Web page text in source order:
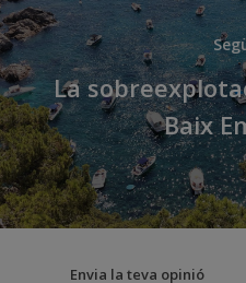
La
Baix
Envia la teva opinió